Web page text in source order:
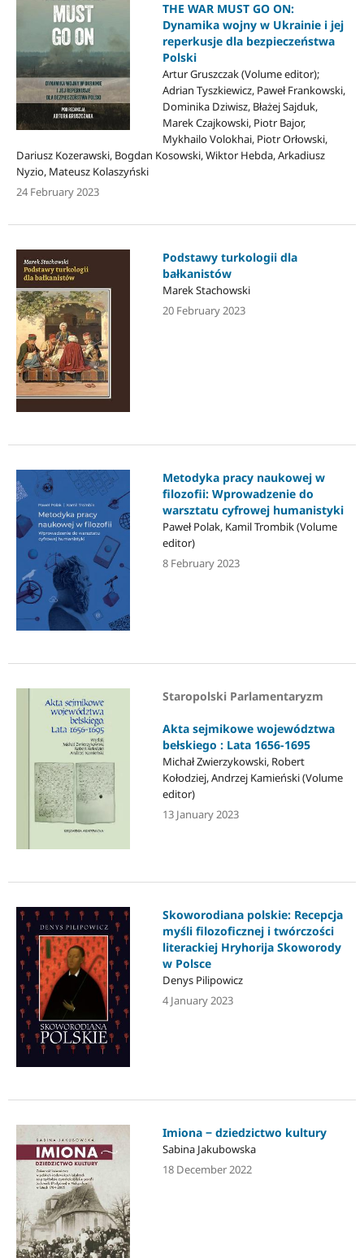
THE WAR MUST GO ON:
Dynamika wojny w Ukrainie i jej
reperkusje dla bezpieczeństwa
Polski
Artur Gruszczak (Volume editor);
Adrian Tyszkiewicz, Paweł Frankowski,
Dominika Dziwisz, Błażej Sajduk,
Marek Czajkowski, Piotr Bajor,
Mykhailo Volokhai, Piotr Orłowski,
Dariusz Kozerawski, Bogdan Kosowski, Wiktor Hebda, Arkadiusz
Nyzio, Mateusz Kolaszyński
24 February 2023
Podstawy turkologii dla
bałkanistów
Marek Stachowski
20 February 2023
Metodyka pracy naukowej w
filozofii: Wprowadzenie do
warsztatu cyfrowej humanistyki
Paweł Polak, Kamil Trombik (Volume
editor)
8 February 2023
Staropolski Parlamentaryzm
Akta sejmikowe województwa
bełskiego : Lata 1656-1695
Michał Zwierzykowski, Robert
Kołodziej, Andrzej Kamieński (Volume
editor)
13 January 2023
Skoworodiana polskie: Recepcja
myśli filozoficznej i twórczości
literackiej Hryhorija Skoworody
w Polsce
Denys Pilipowicz
4 January 2023
Imiona ‒ dziedzictwo kultury
Sabina Jakubowska
18 December 2022